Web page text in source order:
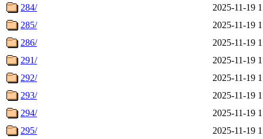
284/
2025-11-19
285/
2025-11-19
286/
2025-11-19
291/
2025-11-19
292/
2025-11-19
293/
2025-11-19
294/
2025-11-19
295/
2025-11-19